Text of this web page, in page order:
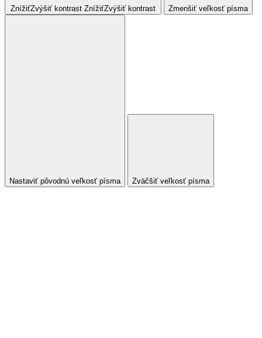
ZnížiťZvýšiť kontrast ZnížiťZvýšiť kontrast Zmenšiť veľkosť písma
Nastaviť pôvodnú veľkosť písma Zväčšiť veľkosť písma